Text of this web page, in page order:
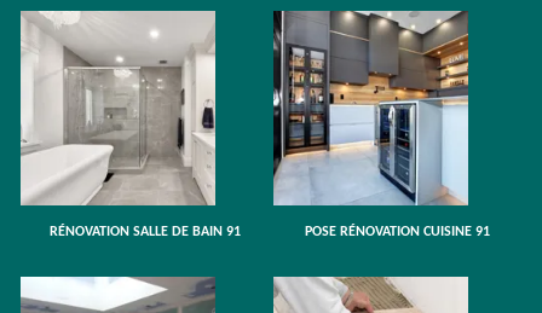
RÉNOVATION SALLE DE BAIN 91 POSE RÉNOVATION CUISINE 91